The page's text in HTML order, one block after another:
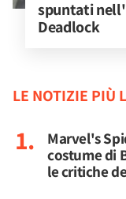
spuntati
Deadlock
LE NOTIZIE PIÙ
Marvel's
costume di
le critiche